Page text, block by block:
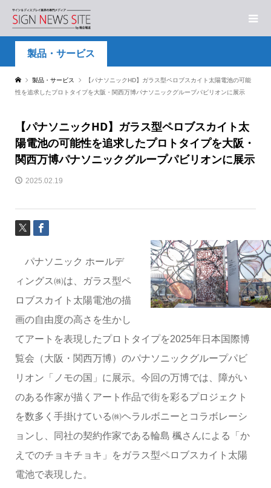
製品・サービス
製品・サービス
【パナソニックHD】ガラス型ペロブスカイト太陽電池の可能
性を追求したプロトタイプを大阪・関西万博パナソニックグループパビリオンに展示
【パナソニックHD】ガラス型ペロブスカイト太
陽電池の可能性を追求したプロトタイプを大阪・
関西万博パナソニックグループパビリオンに展示
2025.02.19
パナソニック ホールデ
ィングス㈱は、ガラス型ペ
ロブスカイト太陽電池の描
画の自由度の高さを生かし
てアートを表現したプロトタイプを2025年日本国際博
覧会（大阪・関西万博）のパナソニックグループパビ
リオン「ノモの国」に展示。今回の万博では、障がい
のある作家が描くアート作品で街を彩るプロジェクト
を数多く手掛けている㈱ヘラルボニーとコラボレーシ
ョンし、同社の契約作家である輪島 楓さんによる「か
えでのチョキチョキ」をガラス型ペロブスカイト太陽
電池で表現した。